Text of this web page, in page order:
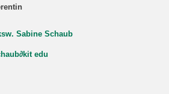
Sabine Schaub
edu